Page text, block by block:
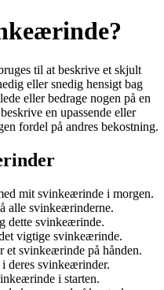
til at beskrive et skjult
eller snedig hensigt bag
eller bedrage nogen på en
en upassende eller
fordel på andres bekostning.
mit svinkeærinde i morgen.
alle svinkeærinderne.
dette svinkeærinde.
vigtige svinkeærinde.
et svinkeærinde på hånden.
deres svinkeærinder.
i starten.